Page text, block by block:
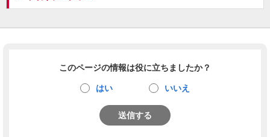
このページの情報は役に立ちましたか？
はい いいえ
送信する